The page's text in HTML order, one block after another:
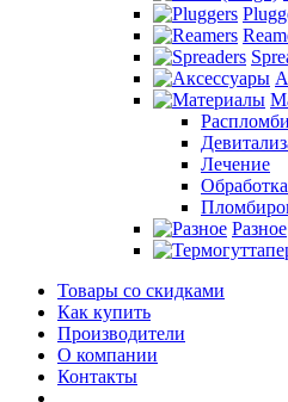
Лечение
Разное
Товары со скидками
Как купить
Производители
О компании
Контакты